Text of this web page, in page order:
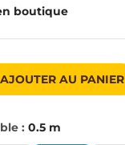
AJOUTER AU PANIER
boutique
: 0.5 m